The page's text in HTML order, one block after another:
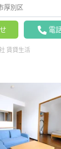
厚別区
電
賃貸生活